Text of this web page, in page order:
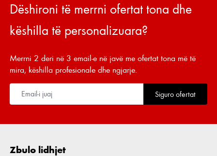
Dëshironi të merrni ofertat tona dhe
këshilla të personalizuara?
Merrni 2 deri në 3 email-e në javë me ofertat tona më të
mira, këshilla profesionale dhe ngjarje.
Siguro ofertat
Zbulo lidhjet